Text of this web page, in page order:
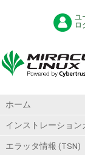
ユ
ロ
ホーム
インストレーション
エラッタ情報 (TSN)